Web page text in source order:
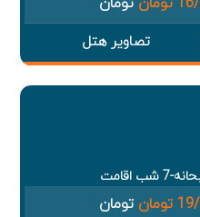
تصاویر هتل
اقامت
تومان